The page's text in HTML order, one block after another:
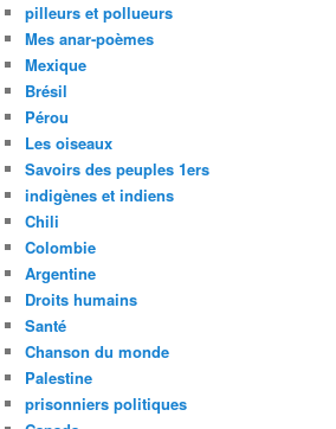
pilleurs et pollueurs
Mes anar-poèmes
Mexique
Brésil
Pérou
Les oiseaux
Savoirs des peuples 1ers
indigènes et indiens
Chili
Colombie
Argentine
Droits humains
Santé
Chanson du monde
Palestine
prisonniers politiques